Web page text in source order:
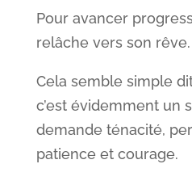
Pour avancer
relâche vers son rêve.
Cela semble simple
c’est évidemment un
demande ténacité,
patience et courage.